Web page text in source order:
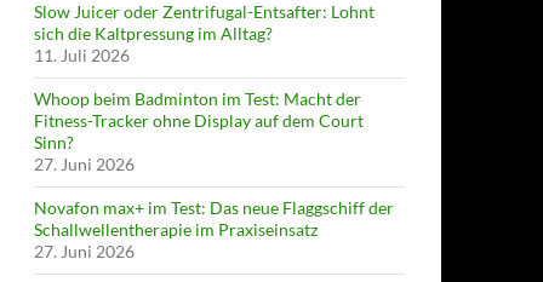
Slow Juicer oder Zentrifugal-Entsafter: Lohnt
sich die Kaltpressung im Alltag?
11. Juli 2026
Whoop beim Badminton im Test: Macht der
Fitness-Tracker ohne Display auf dem Court
Sinn?
27. Juni 2026
Novafon max+ im Test: Das neue Flaggschiff der
Schallwellentherapie im Praxiseinsatz
27. Juni 2026